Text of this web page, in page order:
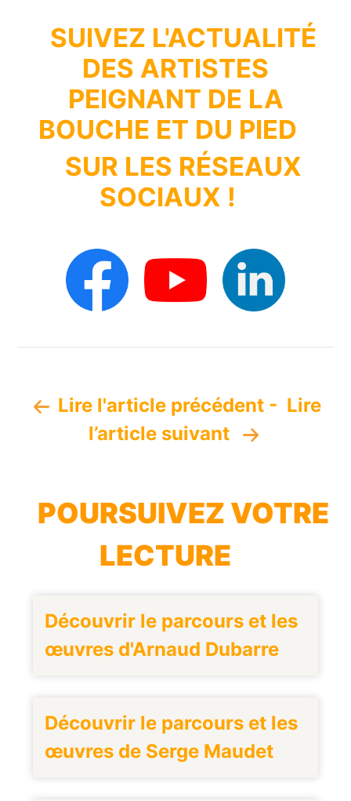
SUIVEZ L'ACTUALITÉ
DES ARTISTES
PEIGNANT DE LA
BOUCHE ET DU PIED
SUR LES RÉSEAUX
SOCIAUX !
Lire l'article précédent - Lire
l’article suivant
POURSUIVEZ VOTRE
LECTURE
Découvrir le parcours et les
œuvres d'Arnaud Dubarre
Découvrir le parcours et les
œuvres de Serge Maudet